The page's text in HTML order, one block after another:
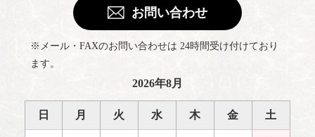
お問い合わせ
※メール・FAXのお問い合わせは 24時間受け付けており
ます。
2026年8月
日 月 火 水 木 金 土